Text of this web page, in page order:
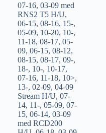
07-16,03-09 med
RNS2 T5 H/U,
06-15,08-16, 15-,
05-09, 10-20, 10-,
11-18,08-17,05-
09,06-15,08-12,
08-15,08-17,09-,
18-, 10-, 10-17,
07-16, 11-18, 10>,
13-,02-09,04-09
Stream H/U,07-
14, 11-,05-09,07-
15,06-14,03-09
med RCD200